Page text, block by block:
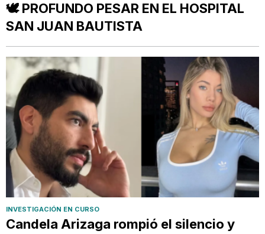
🕊️ PROFUNDO PESAR EN EL HOSPITAL
SAN JUAN BAUTISTA
INVESTIGACIÓN EN CURSO
Candela Arizaga rompió el silencio y